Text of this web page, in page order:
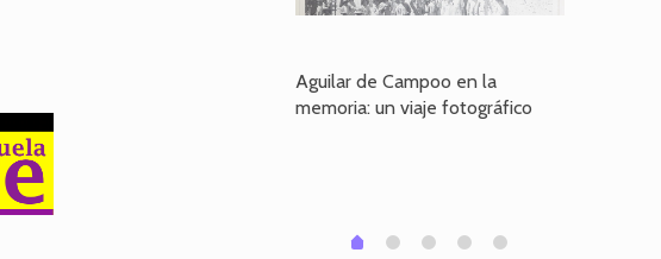
memoria: un viaje fotográfico
Aguilar de Campoo en la
memoria: un viaje fotográfico
0 1 2 3 4